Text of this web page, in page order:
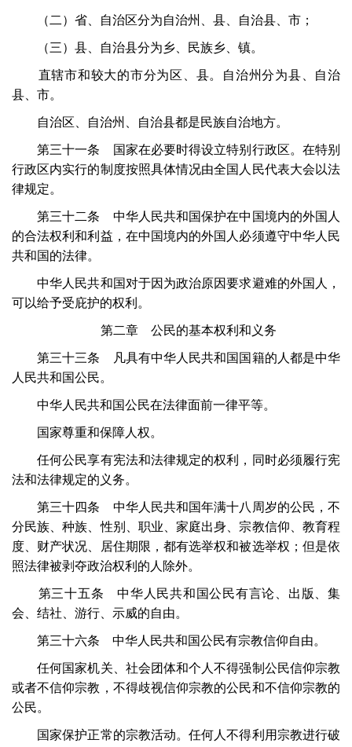
（二）省、自治区分为自治州、县、自治县、市；
（三）县、自治县分为乡、民族乡、镇。
直辖市和较大的市分为区、县。自治州分为县、自治
县、市。
自治区、自治州、自治县都是民族自治地方。
第三十一条 国家在必要时得设立特别行政区。在特别
行政区内实行的制度按照具体情况由全国人民代表大会以法
律规定。
第三十二条 中华人民共和国保护在中国境内的外国人
的合法权利和利益，在中国境内的外国人必须遵守中华人民
共和国的法律。
中华人民共和国对于因为政治原因要求避难的外国人，
可以给予受庇护的权利。
第二章 公民的基本权利和义务
第三十三条 凡具有中华人民共和国国籍的人都是中华
人民共和国公民。
中华人民共和国公民在法律面前一律平等。
国家尊重和保障人权。
任何公民享有宪法和法律规定的权利，同时必须履行宪
法和法律规定的义务。
第三十四条 中华人民共和国年满十八周岁的公民，不
分民族、种族、性别、职业、家庭出身、宗教信仰、教育程
度、财产状况、居住期限，都有选举权和被选举权；但是依
照法律被剥夺政治权利的人除外。
第三十五条 中华人民共和国公民有言论、出版、集
会、结社、游行、示威的自由。
第三十六条 中华人民共和国公民有宗教信仰自由。
任何国家机关、社会团体和个人不得强制公民信仰宗教
或者不信仰宗教，不得歧视信仰宗教的公民和不信仰宗教的
公民。
国家保护正常的宗教活动。任何人不得利用宗教进行破